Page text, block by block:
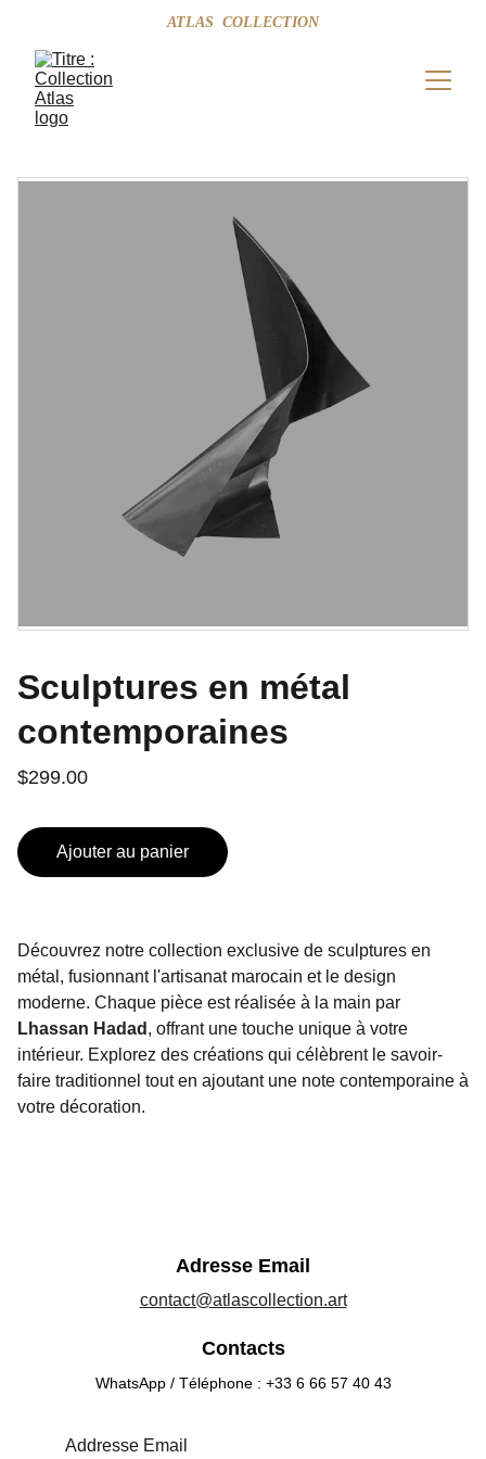
ATLAS  COLLECTION
Sculptures en métal
contemporaines
$299.00
Ajouter au panier
Découvrez notre collection exclusive de sculptures en
métal, fusionnant l'artisanat marocain et le design
moderne. Chaque pièce est réalisée à la main par
Lhassan Hadad , offrant une touche unique à votre
intérieur. Explorez des créations qui célèbrent le savoir-
faire traditionnel tout en ajoutant une note contemporaine à
votre décoration.
Adresse Email
contact@atlascollection.art
Contacts
WhatsApp / Téléphone : +33 6 66 57 40 43
Addresse Email